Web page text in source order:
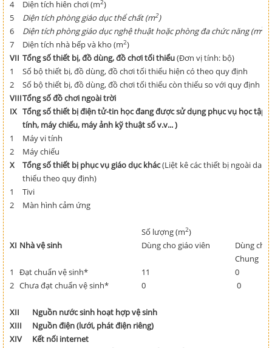
4 Diện tích hiên chơi (m2)
5
Diện tích phòng giáo dục thể chất (m2)
6
Diện tích phòng giáo dục nghệ thuật hoặc phòng đa chức năng (m2
7
Diện tích nhà bếp và kho (m2)
VII Tổng số thiết bị, đồ dùng, đồ chơi tối thiểu(Đơn vị tính: bộ)
1
Số bộ thiết bị, đồ dùng, đồ chơi tối thiểu hiện có theo quy định
2
Số bộ thiết bị, đồ dùng, đồ chơi tối thiểu còn thiếu so với quy định
VIIITổng số đồ chơi ngoài trời
IX Tổng số thiết bị điện tử-tin học đang được sử dụng phục vụ học tập
tính, máy chiếu, máy ảnh kỹ thuật số v.v... )
1
Máy vi tính
2
Máy chiếu
X
Tổng số thiết bị phục vụ giáo dục khác(Liệt kê các thiết bị ngoài
thiểu theo quy định)
1
Tivi
2
Màn hình cảm ứng
XI Nhà vệ sinh
Số lượng (m2)
Dùng cho giáo viên
Dùng
Chung
1
Đạt chuẩn vệ sinh* 11
0
2 Chưa đạt chuẩn vệ sinh* 0 0
XII
Nguồn nước sinh hoạt hợp vệ sinh
XIII
Nguồn điện (lưới, phát điện riêng)
XIV
Kết nối internet